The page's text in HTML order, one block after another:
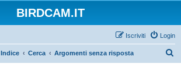
BIRDCAM.IT
Login
Iscriviti
Indice Cerca Argomenti senza risposta